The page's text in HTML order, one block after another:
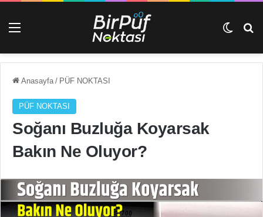
Menü Dış
Anasayfa / PÜF NOKTASI
PÜF NOKTASI
Soğanı Buzluğa Koyarsak
Bakın Ne Oluyor?